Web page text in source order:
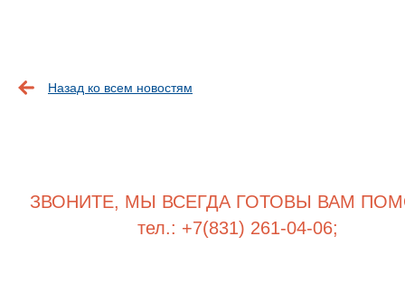
Назад ко всем новостям
ЗВОНИТЕ, МЫ ВСЕГДА ГОТОВЫ ВАМ
тел.: +7(831) 261-04-06;